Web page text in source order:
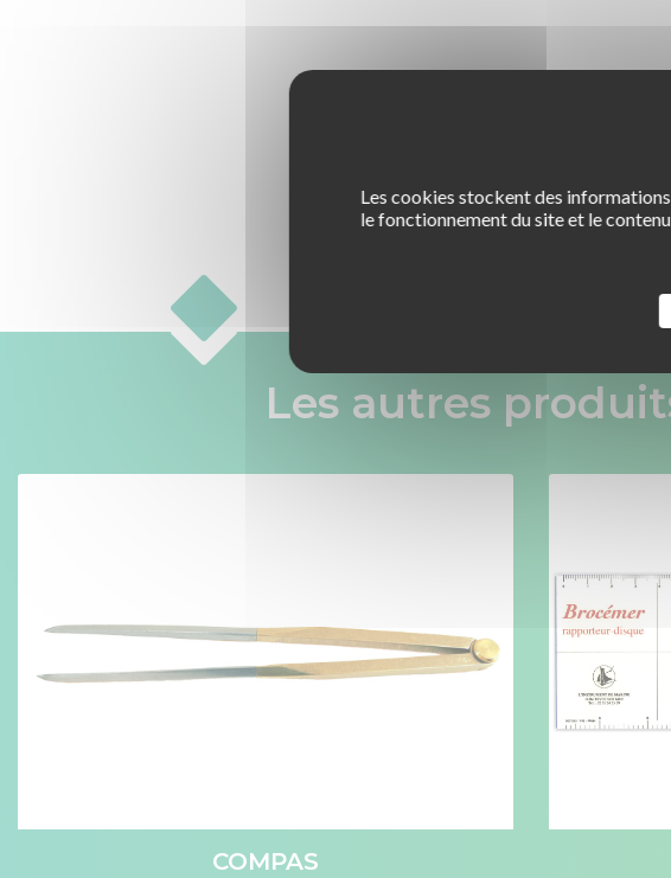
Les autres
COMPAS
Les cookies stockent des
le fonctionnement du site et le